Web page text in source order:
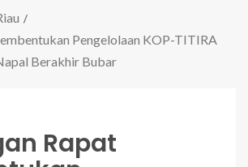
Pengelolaan KOP-TITIRA
Berakhir Bubar
Rapat